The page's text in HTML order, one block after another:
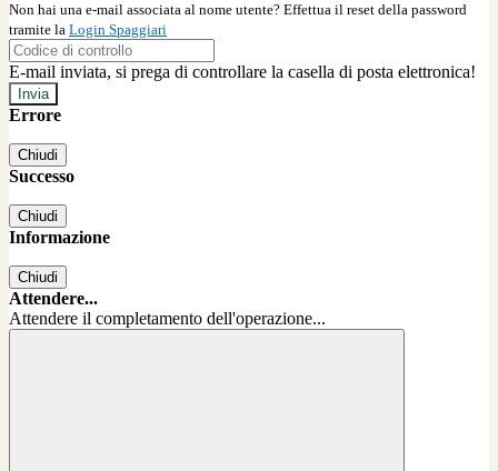
Non hai una e-mail associata al nome utente? Effettua il reset della password
tramite la Login Spaggiari
E-mail inviata, si prega di controllare la casella di posta elettronica!
Errore
Chiudi
Successo
Chiudi
Informazione
Chiudi
Attendere...
Attendere il completamento dell'operazione...